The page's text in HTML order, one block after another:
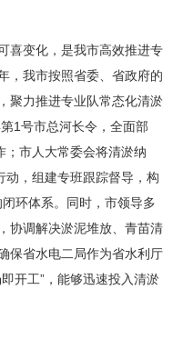
变化，是我市高效推进专
，我市按照省委、省政府的
聚力推进专业队常态化清淤
1号市总河长令，全面部
；市人大常委会将清淤纳
动，组建专班跟踪督导，构
环体系。同时，市领导多
协调解决淤泥堆放、青苗清
保省水电二局作为省水利厅
开工”，能够迅速投入清淤